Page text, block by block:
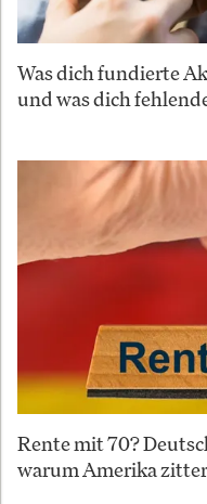
Was dich fundierte
und was dich
Rente mit 70?
warum Amerika